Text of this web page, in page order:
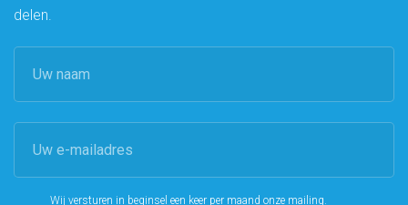
delen.
Wij versturen in beginsel een keer per maand onze mailing.